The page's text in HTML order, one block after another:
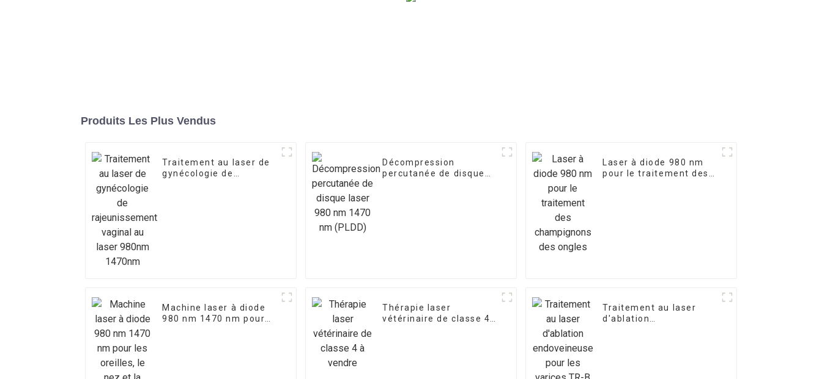
Produits Les Plus Vendus
Traitement au laser de
gynécologie de
Décompression
percutanée de disque
Laser à diode 980 nm
pour le traitement des
Machine laser à diode
980 nm 1470 nm pour
Thérapie laser
vétérinaire de classe 4
Traitement au laser
d'ablation